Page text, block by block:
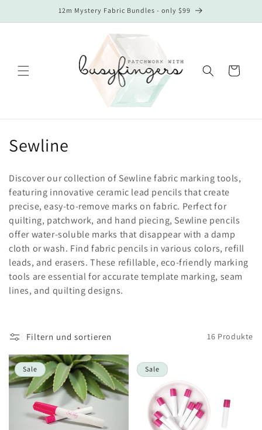
Inhalt
12m Mystery Fabric Bundles - only $99
Warenkorb
K
t
e
g
o
r
:
Sewline
Discover our collection of Sewline fabric marking tools,
featuring innovative ceramic lead pencils that create
precise, easy-to-remove marks on fabric. Perfect for
quilting, patchwork, and hand piecing, Sewline pencils
offer water-soluble marks that disappear with a damp
cloth or wash. Find fabric pencils in various colors, refill
leads, and erasers. These refillable, eco-friendly marking
tools are essential for accurate template marking, seam
lines, and quilting designs.
Filtern und sortieren 16 Produkte
Sale Sale